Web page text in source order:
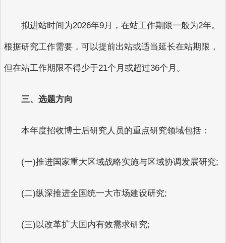
拟进站时间为2026年9月，在站工作期限一般为2年。
根据研究工作需要，可以提前出站或适当延长在站期限，
但在站工作期限不得少于21个月或超过36个月。
三、选题方向
本年度招收博士后研究人员的重点研究领域包括：
(一)推进国家重大区域战略实施与区域协调发展研究;
(二)纵深推进全国统一大市场建设研究;
(三)以改革扩大国内有效需求研究;